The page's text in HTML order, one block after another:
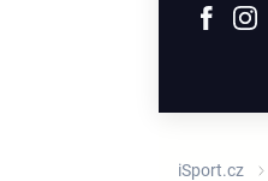
iSport.cz